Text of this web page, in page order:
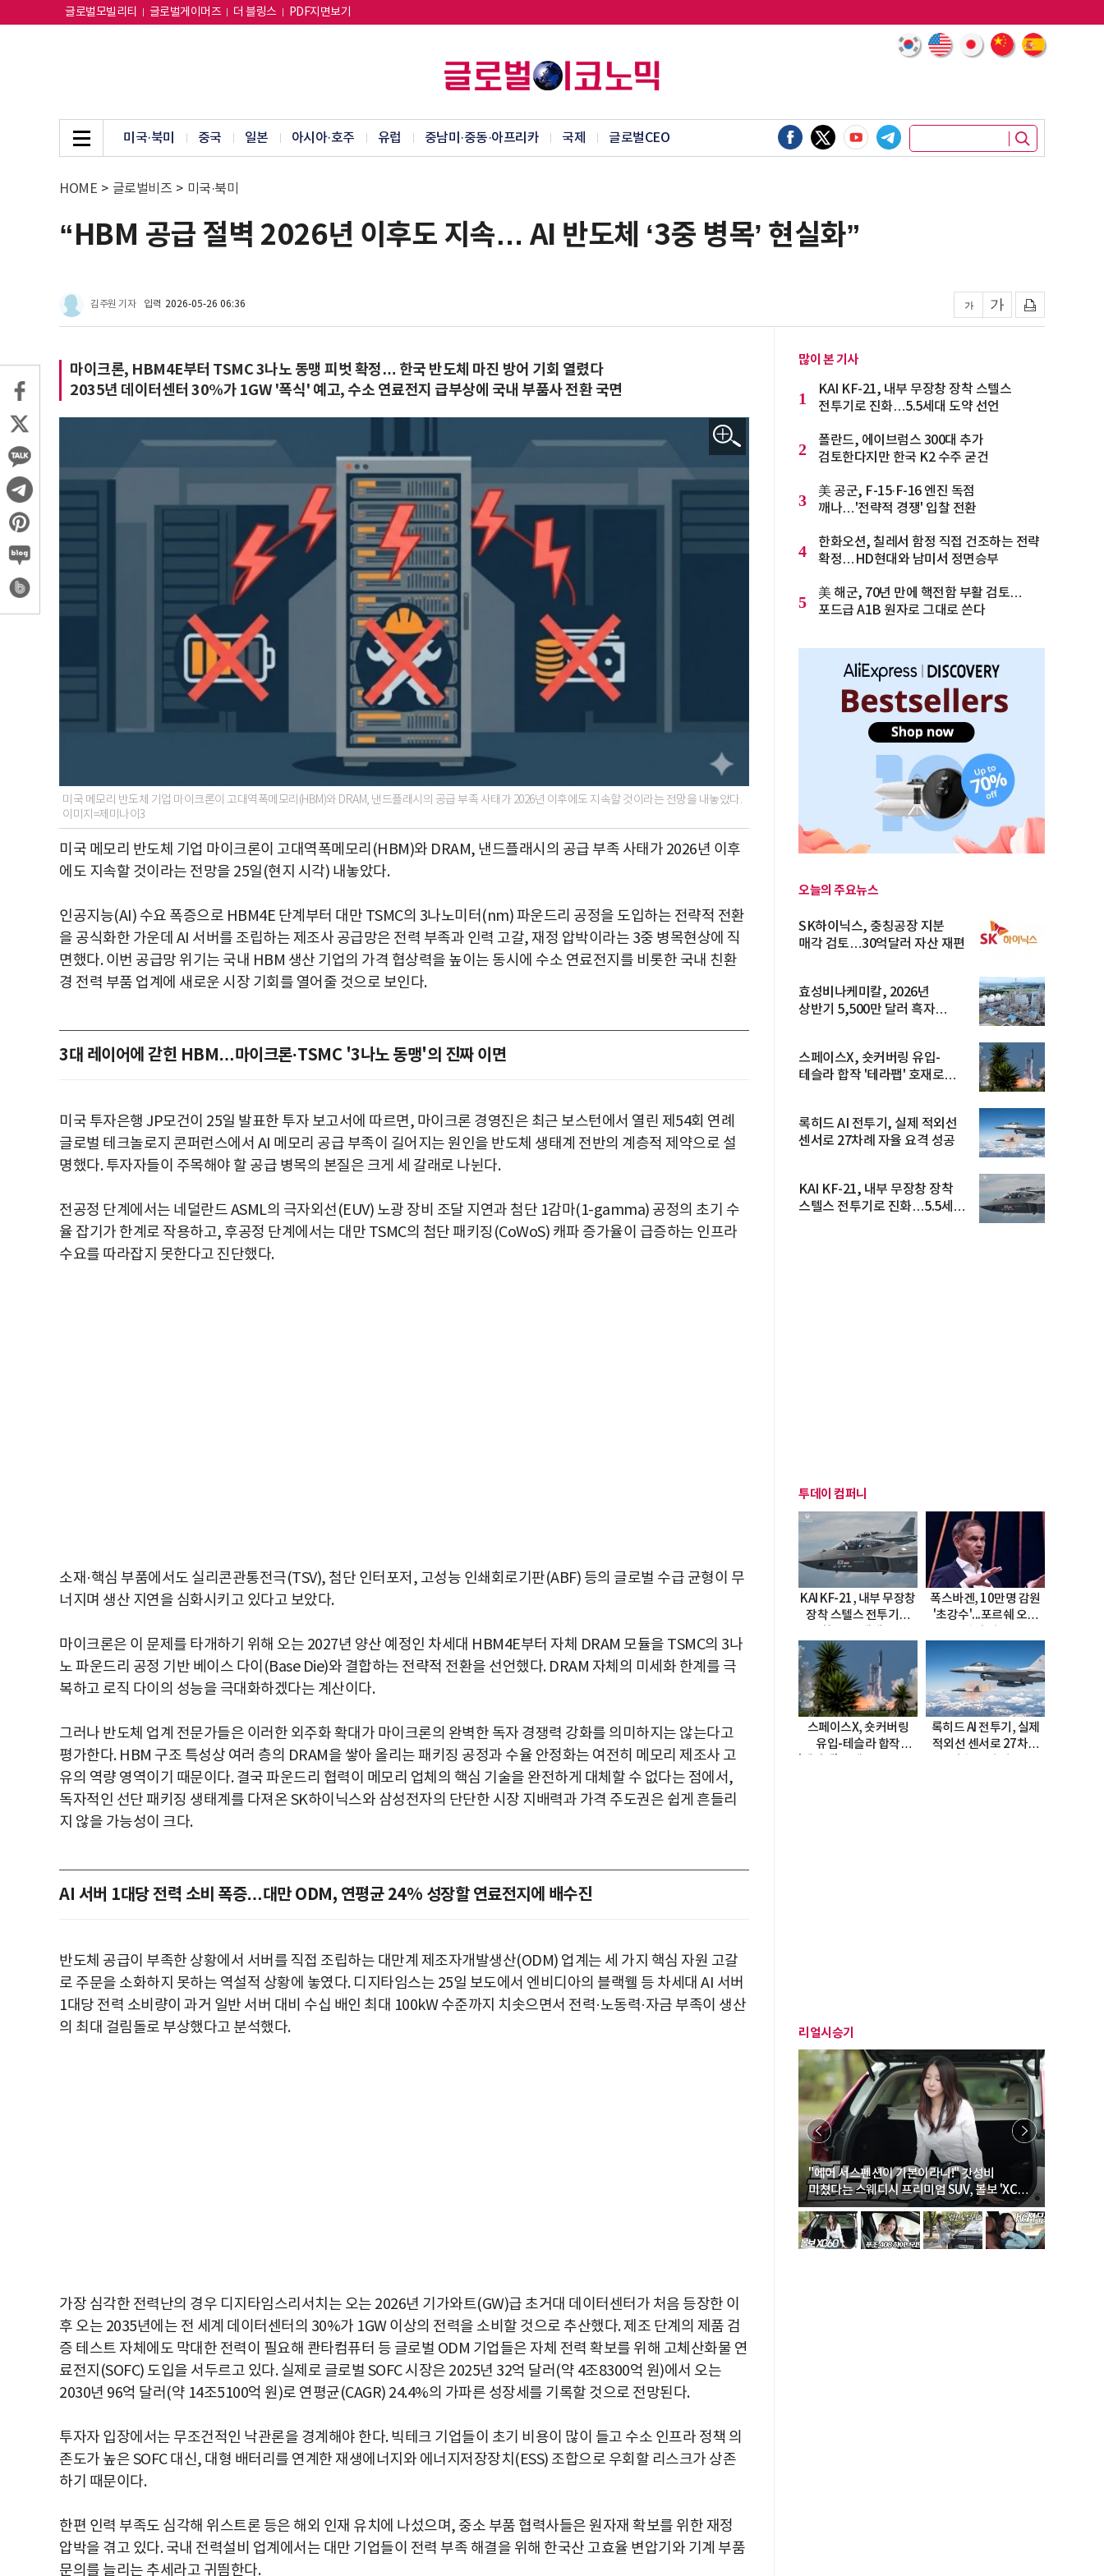
글로벌모빌리티 글로벌게이머즈 더 블링스 PDF지면보기
미국·북미 중국 일본 아시아·호주 유럽 중남미·중동·아프리카 국제 글로벌CEO
HOME > 글로벌비즈 > 미국·북미
“HBM 공급 절벽 2026년 이후도 지속… AI 반도체 ‘3중 병목’ 현실화”
김주원 기자 입력 2026-05-26 06:36
마이크론, HBM4E부터 TSMC 3나노 동맹 피벗 확정… 한국 반도체 마진 방어 기회 열렸다
2035년 데이터센터 30%가 1GW '폭식' 예고, 수소 연료전지 급부상에 국내 부품사 전환 국면
미국 메모리 반도체 기업 마이크론이 고대역폭메모리(HBM)와 DRAM, 낸드플래시의 공급 부족 사태가 2026년 이후에도 지속할 것이라는 전망을 내놓았다.
이미지=제미나이3
미국 메모리 반도체 기업 마이크론이 고대역폭메모리(HBM)와 DRAM, 낸드플래시의 공급 부족 사태가 2026년 이후
에도 지속할 것이라는 전망을 25일(현지 시각) 내놓았다.
인공지능(AI) 수요 폭증으로 HBM4E 단계부터 대만 TSMC의 3나노미터(nm) 파운드리 공정을 도입하는 전략적 전환
을 공식화한 가운데 AI 서버를 조립하는 제조사 공급망은 전력 부족과 인력 고갈, 재정 압박이라는 3중 병목현상에 직
면했다. 이번 공급망 위기는 국내 HBM 생산 기업의 가격 협상력을 높이는 동시에 수소 연료전지를 비롯한 국내 친환
경 전력 부품 업계에 새로운 시장 기회를 열어줄 것으로 보인다.
3대 레이어에 갇힌 HBM…마이크론·TSMC '3나노 동맹'의 진짜 이면
미국 투자은행 JP모건이 25일 발표한 투자 보고서에 따르면, 마이크론 경영진은 최근 보스턴에서 열린 제54회 연례
글로벌 테크놀로지 콘퍼런스에서 AI 메모리 공급 부족이 길어지는 원인을 반도체 생태계 전반의 계층적 제약으로 설
명했다. 투자자들이 주목해야 할 공급 병목의 본질은 크게 세 갈래로 나뉜다.
전공정 단계에서는 네덜란드 ASML의 극자외선(EUV) 노광 장비 조달 지연과 첨단 1감마(1-gamma) 공정의 초기 수
율 잡기가 한계로 작용하고, 후공정 단계에서는 대만 TSMC의 첨단 패키징(CoWoS) 캐파 증가율이 급증하는 인프라
수요를 따라잡지 못한다고 진단했다.
소재·핵심 부품에서도 실리콘관통전극(TSV), 첨단 인터포저, 고성능 인쇄회로기판(ABF) 등의 글로벌 수급 균형이 무
너지며 생산 지연을 심화시키고 있다고 보았다.
마이크론은 이 문제를 타개하기 위해 오는 2027년 양산 예정인 차세대 HBM4E부터 자체 DRAM 모듈을 TSMC의 3나
노 파운드리 공정 기반 베이스 다이(Base Die)와 결합하는 전략적 전환을 선언했다. DRAM 자체의 미세화 한계를 극
복하고 로직 다이의 성능을 극대화하겠다는 계산이다.
그러나 반도체 업계 전문가들은 이러한 외주화 확대가 마이크론의 완벽한 독자 경쟁력 강화를 의미하지는 않는다고
평가한다. HBM 구조 특성상 여러 층의 DRAM을 쌓아 올리는 패키징 공정과 수율 안정화는 여전히 메모리 제조사 고
유의 역량 영역이기 때문이다. 결국 파운드리 협력이 메모리 업체의 핵심 기술을 완전하게 대체할 수 없다는 점에서,
독자적인 선단 패키징 생태계를 다져온 SK하이닉스와 삼성전자의 단단한 시장 지배력과 가격 주도권은 쉽게 흔들리
지 않을 가능성이 크다.
AI 서버 1대당 전력 소비 폭증…대만 ODM, 연평균 24% 성장할 연료전지에 배수진
반도체 공급이 부족한 상황에서 서버를 직접 조립하는 대만계 제조자개발생산(ODM) 업계는 세 가지 핵심 자원 고갈
로 주문을 소화하지 못하는 역설적 상황에 놓였다. 디지타임스는 25일 보도에서 엔비디아의 블랙웰 등 차세대 AI 서버
1대당 전력 소비량이 과거 일반 서버 대비 수십 배인 최대 100kW 수준까지 치솟으면서 전력·노동력·자금 부족이 생산
의 최대 걸림돌로 부상했다고 분석했다.
가장 심각한 전력난의 경우 디지타임스리서치는 오는 2026년 기가와트(GW)급 초거대 데이터센터가 처음 등장한 이
후 오는 2035년에는 전 세계 데이터센터의 30%가 1GW 이상의 전력을 소비할 것으로 추산했다. 제조 단계의 제품 검
증 테스트 자체에도 막대한 전력이 필요해 콴타컴퓨터 등 글로벌 ODM 기업들은 자체 전력 확보를 위해 고체산화물 연
료전지(SOFC) 도입을 서두르고 있다. 실제로 글로벌 SOFC 시장은 2025년 32억 달러(약 4조8300억 원)에서 오는
2030년 96억 달러(약 14조5100억 원)로 연평균(CAGR) 24.4%의 가파른 성장세를 기록할 것으로 전망된다.
투자자 입장에서는 무조건적인 낙관론을 경계해야 한다. 빅테크 기업들이 초기 비용이 많이 들고 수소 인프라 정책 의
존도가 높은 SOFC 대신, 대형 배터리를 연계한 재생에너지와 에너지저장장치(ESS) 조합으로 우회할 리스크가 상존
하기 때문이다.
한편 인력 부족도 심각해 위스트론 등은 해외 인재 유치에 나섰으며, 중소 부품 협력사들은 원자재 확보를 위한 재정
압박을 겪고 있다. 국내 전력설비 업계에서는 대만 기업들이 전력 부족 해결을 위해 한국산 고효율 변압기와 기계 부품
문의를 늘리는 추세라고 귀띔한다.
많이 본 기사
1
KAI KF-21, 내부 무장창 장착 스텔스
전투기로 진화…5.5세대 도약 선언
2
폴란드, 에이브럼스 300대 추가
검토한다지만 한국 K2 수주 굳건
3
美 공군, F-15·F-16 엔진 독점
깨나…'전략적 경쟁' 입찰 전환
4
한화오션, 칠레서 함정 직접 건조하는 전략
확정…HD현대와 남미서 정면승부
5
美 해군, 70년 만에 핵전함 부활 검토…
포드급 A1B 원자로 그대로 쓴다
오늘의 주요뉴스
SK하이닉스, 충칭공장 지분
매각 검토…30억달러 자산 재편
효성비나케미칼, 2026년
상반기 5,500만 달러 흑자
스페이스X, 숏커버링 유입-
테슬라 합작 '테라팹' 호재로
록히드 AI 전투기, 실제 적외선
센서로 27차례 자율 요격 성공
KAI KF-21, 내부 무장창 장착
스텔스 전투기로 진화…5.5세대
투데이 컴퍼니
KAI KF-21, 내부 무장창
장착 스텔스 전투기로
폭스바겐, 10만명 감원
'초강수'...포르쉐 오너
스페이스X, 숏커버링
유입-테슬라 합작
록히드 AI 전투기, 실제
적외선 센서로 27차례
리얼시승기
"에어 서스펜션이 기본이라니!" 갓성비
미쳤다는 스웨디시 프리미엄 SUV, 볼보 'XC60
B5 울트라'